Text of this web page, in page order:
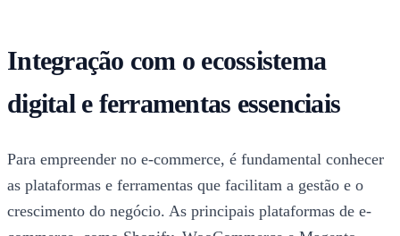
Integração com o ecossistema
digital e ferramentas essenciais
Para empreender no e-commerce, é fundamental conhecer
as plataformas e ferramentas que facilitam a gestão e o
crescimento do negócio. As principais plataformas de e-